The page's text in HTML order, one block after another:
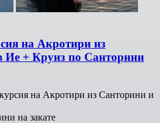
на Акротири из
Ие + Круиз по Санторини
на Акротири из Санторини и
на закате